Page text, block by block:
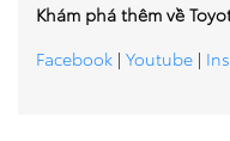
Khám phá thêm về
Facebook | Youtube |